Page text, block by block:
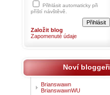
Přihlásit automaticky při
příští návštěvě.
Založit blog
Zapomenuté údaje
Noví bloggeři
Brianswawn
BrianswawnWU